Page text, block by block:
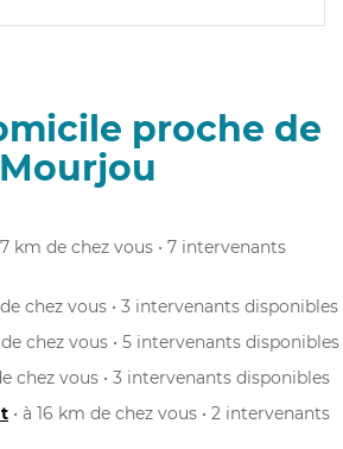
proche de
Mourjou
km de chez vous • 7 intervenants
de chez vous • 3 intervenants disponibles
de chez vous • 5 intervenants disponibles
chez vous • 3 intervenants disponibles
• à 16 km de chez vous • 2 intervenants